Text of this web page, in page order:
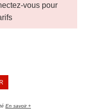
vous pour
En savoir +